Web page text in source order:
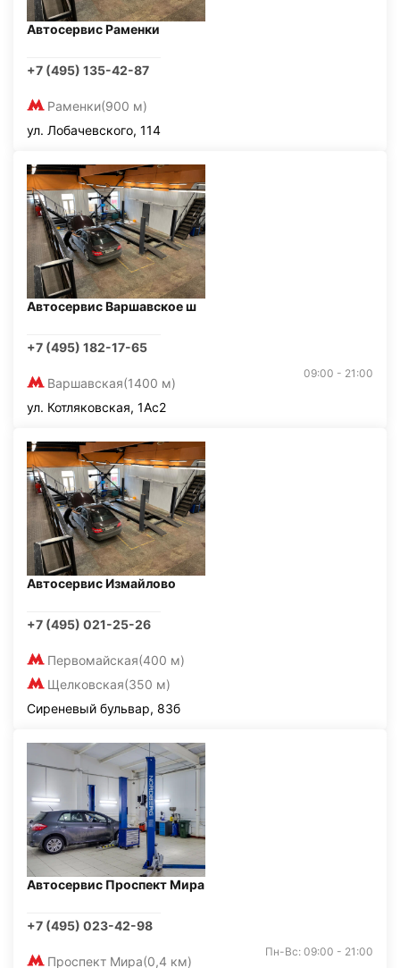
Автосервис Раменки
+7 (495) 135-42-87
Раменки(900 м)
ул. Лобачевского, 114
Автосервис Варшавское ш
+7 (495) 182-17-65
Варшавская(1400 м)
09:00 - 21:00
ул. Котляковская, 1Ас2
Автосервис Измайлово
+7 (495) 021-25-26
Первомайская(400 м)
Щелковская(350 м)
Сиреневый бульвар, 83б
Автосервис Проспект Мира
+7 (495) 023-42-98
Проспект Мира(0,4 км)
Пн-Вс: 09:00 - 21:00